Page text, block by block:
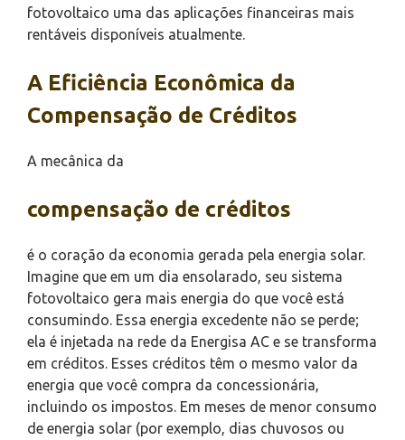
fotovoltaico uma das aplicações financeiras mais
rentáveis disponíveis atualmente.
A Eficiência Econômica da
Compensação de Créditos
A mecânica da
compensação de créditos
é o coração da economia gerada pela energia solar.
Imagine que em um dia ensolarado, seu sistema
fotovoltaico gera mais energia do que você está
consumindo. Essa energia excedente não se perde;
ela é injetada na rede da Energisa AC e se transforma
em créditos. Esses créditos têm o mesmo valor da
energia que você compra da concessionária,
incluindo os impostos. Em meses de menor consumo
de energia solar (por exemplo, dias chuvosos ou